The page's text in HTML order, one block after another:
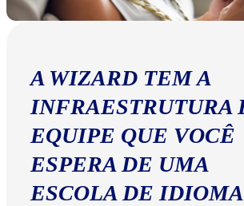
A WIZARD TEM A
INFRAESTRUTURA
EQUIPE QUE VOCÊ
ESPERA DE UMA
ESCOLA DE